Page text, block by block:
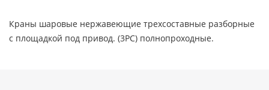
Краны шаровые нержавеющие трехсоставные разборные
с площадкой под привод. (3PC) полнопроходные.